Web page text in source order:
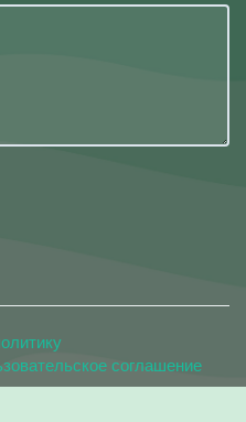
соглашение